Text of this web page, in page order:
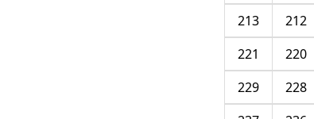
212
213
220
221
228
229